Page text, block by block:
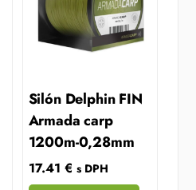
Silón Delphin FIN
Armada carp
1200m-0,28mm
17.41 € s DPH